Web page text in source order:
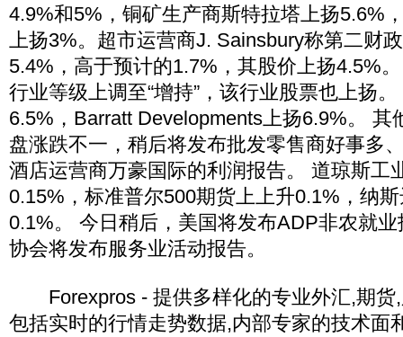
4.9%和5%，铜矿生产商斯特拉塔上扬5.6%
上扬3%。超市运营商J. Sainsbury称第二财
5.4%，高于预计的1.7%，其股价上扬4.5%
行业等级上调至“增持”，该行业股票也上扬
6.5%，Barratt Developments上扬6.9%。 其
盘涨跌不一，稍后将发布批发零售商好事多
酒店运营商万豪国际的利润报告。 道琼斯工
0.15%，标准普尔500期货上上升0.1%，纳
0.1%。 今日稍后，美国将发布ADP非农就
协会将发布服务业活动报告。
Forexpros - 提供多样化的专业外汇,期货,
包括实时的行情走势数据,内部专家的技术面